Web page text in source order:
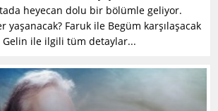
heyecan dolu bir bölümle geliyor.
yaşanacak? Faruk ile Begüm karşılaşacak
Gelin ile ilgili tüm detaylar...